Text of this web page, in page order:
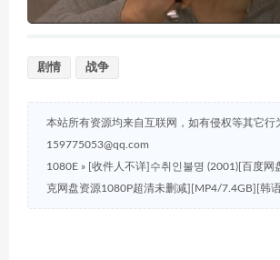
剧情 战争
本站所有资源均来自互联网，如有侵权等其它行
159775053@qq.com
1080E » [收件人不详]수취인불명 (2001)[百度网
克网盘资源1080P超清未删减][MP4/7.4GB][韩